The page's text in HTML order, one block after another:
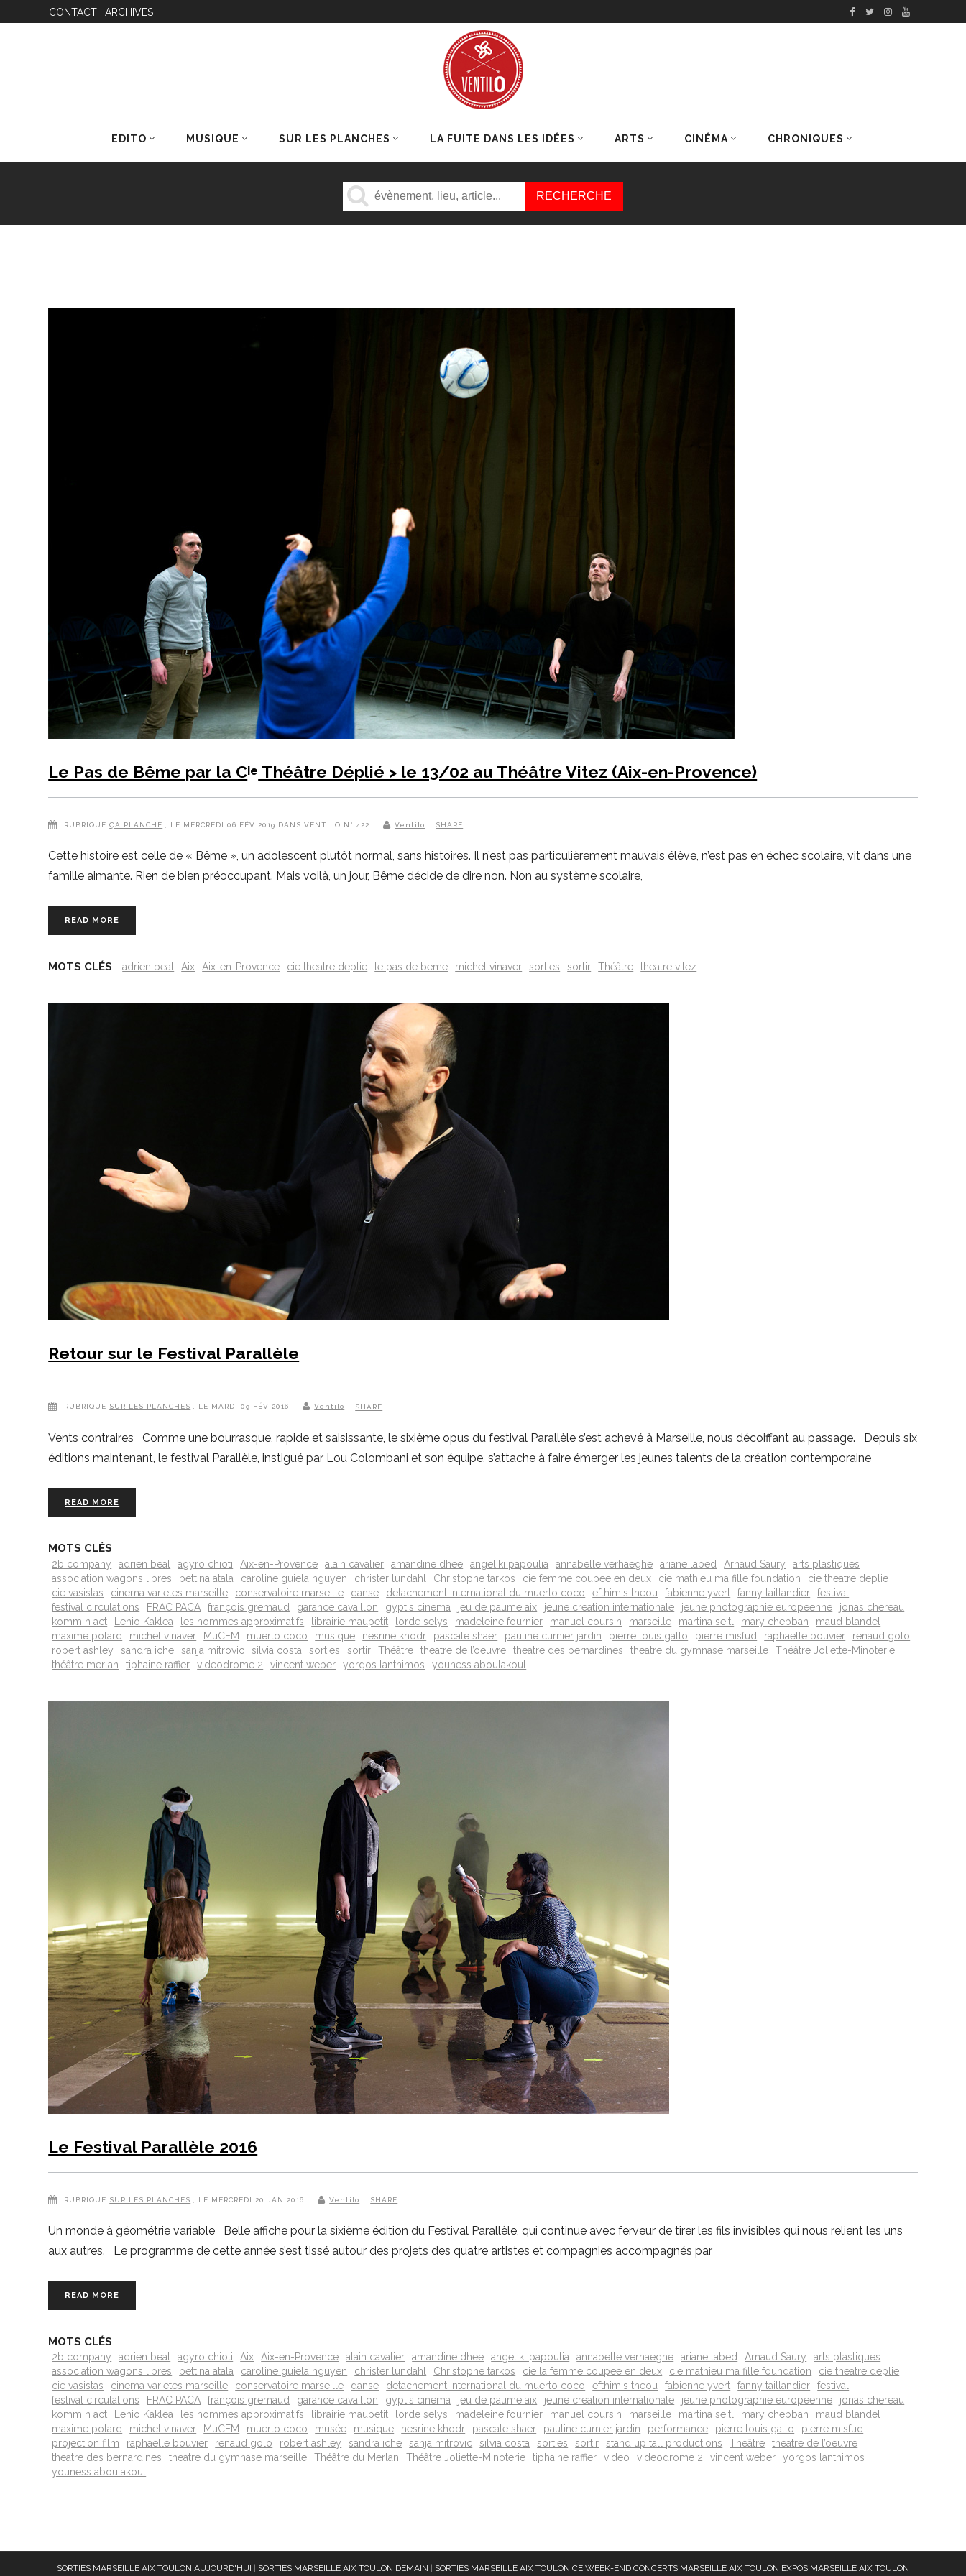
CONTACT |ARCHIVES
EDITO MUSIQUE SUR LES PLANCHES LA FUITE DANS LES IDÉES ARTS CINÉMA CHRONIQUES
DERNIERS ARTICLES
Le Pas de Bême par la CieThéâtre Déplié > le 13/02 au Théâtre Vitez (Aix-en-Provence)
RUBRIQUE ÇA PLANCHE , LE MERCREDI 06 FÉV 2019 DANS VENTILO N° 422 Ventilo SHARE
Cette histoire est celle de « Bême », un adolescent plutôt normal, sans histoires. Il n’est pas particulièrement mauvais élève, n’est pas en échec scolaire, vit dans une
famille aimante. Rien de bien préoccupant. Mais voilà, un jour, Bême décide de dire non. Non au système scolaire,
READ MORE
MOTS CLÉS adrien beal Aix Aix-en-Provence cie theatre deplie le pas de beme michel vinaver sorties sortir Théâtre theatre vitez
Retour sur le Festival Parallèle
RUBRIQUE SUR LES PLANCHES , LE MARDI 09 FÉV 2016 Ventilo SHARE
Vents contraires Comme une bourrasque, rapide et saisissante, le sixième opus du festival Parallèle s’est achevé à Marseille, nous décoiffant au passage. Depuis six
éditions maintenant, le festival Parallèle, instigué par Lou Colombani et son équipe, s’attache à faire émerger les jeunes talents de la création contemporaine
READ MORE
MOTS CLÉS
2b company adrien beal agyro chioti Aix-en-Provence alain cavalier amandine dhee angeliki papoulia annabelle verhaeghe ariane labed Arnaud Saury
arts plastiques
association wagons libres
bettina atala caroline guiela nguyen christer lundahl Christophe tarkos cie femme coupee en deux cie mathieu ma fille foundation
cie theatre deplie
cie vasistas
cinema varietes marseille conservatoire marseille danse detachement international du muerto coco efthimis theou fabienne yvert fanny taillandier
festival
festival circulations
FRAC PACA françois gremaud garance cavaillon gyptis cinema jeu de paume aix jeune creation internationale jeune photographie europeenne
jonas chereau
komm n act
Lenio Kaklea les hommes approximatifs librairie maupetit lorde selys madeleine fournier manuel coursin marseille martina seitl mary chebbah
maud blandel
maxime potard
michel vinaver MuCEM muerto coco musique nesrine khodr pascale shaer pauline curnier jardin pierre louis gallo pierre misfud raphaelle bouvier
renaud golo
robert ashley
sandra iche sanja mitrovic silvia costa sorties sortir Théâtre theatre de l’oeuvre theatre des bernardines theatre du gymnase marseille
Théâtre Joliette-Minoterie
théâtre merlan
tiphaine raffier videodrome 2 vincent weber yorgos lanthimos youness aboulakoul
Le Festival Parallèle 2016
RUBRIQUE SUR LES PLANCHES , LE MERCREDI 20 JAN 2016 Ventilo SHARE
Un monde à géométrie variable Belle affiche pour la sixième édition du Festival Parallèle, qui continue avec ferveur de tirer les fils invisibles qui nous relient les uns
aux autres. Le programme de cette année s’est tissé autour des projets des quatre artistes et compagnies accompagnés par
READ MORE
MOTS CLÉS
2b company adrien beal agyro chioti Aix Aix-en-Provence alain cavalier amandine dhee angeliki papoulia annabelle verhaeghe ariane labed Arnaud Saury
arts plastiques
association wagons libres
bettina atala caroline guiela nguyen christer lundahl Christophe tarkos cie la femme coupee en deux cie mathieu ma fille foundation
cie theatre deplie
cie vasistas
cinema varietes marseille conservatoire marseille danse detachement international du muerto coco efthimis theou fabienne yvert fanny taillandier
festival
festival circulations
FRAC PACA françois gremaud garance cavaillon gyptis cinema jeu de paume aix jeune creation internationale jeune photographie europeenne
jonas chereau
komm n act
Lenio Kaklea les hommes approximatifs librairie maupetit lorde selys madeleine fournier manuel coursin marseille martina seitl mary chebbah
maud blandel
maxime potard
michel vinaver MuCEM muerto coco musée musique nesrine khodr pascale shaer pauline curnier jardin performance pierre louis gallo
pierre misfud
projection film
raphaelle bouvier renaud golo robert ashley sandra iche sanja mitrovic silvia costa sorties sortir stand up tall productions Théâtre
theatre de l’oeuvre
theatre des bernardines
theatre du gymnase marseille Théâtre du Merlan Théâtre Joliette-Minoterie tiphaine raffier video videodrome 2 vincent weber
yorgos lanthimos
youness aboulakoul
SORTIES MARSEILLE AIX TOULON AUJOURD'HUI SORTIES MARSEILLE AIX TOULON DEMAIN SORTIES MARSEILLE AIX TOULON CE WEEK-END CONCERTS MARSEILLE AIX TOULON EXPOS MARSEILLE AIX TOULON